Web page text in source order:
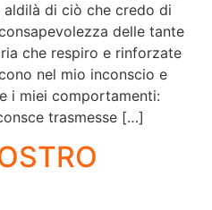
di ciò che credo di
delle tante
che respiro e rinforzate
nel mio inconscio e
i miei comportamenti:
trasmesse […]